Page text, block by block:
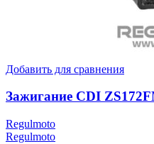
Добавить для сравнения
Зажигание CDI
Regulmoto
Regulmoto